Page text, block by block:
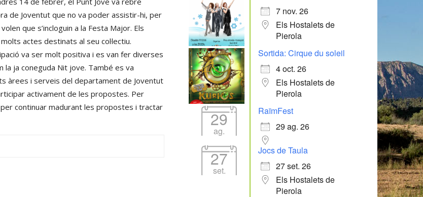
de Joventut que no va poder assistir-hi, per
que s’incloguin a la Festa Major. Els
actes destinats al seu col·lectiu.
va ser molt positiva i es van fer diverses
ja coneguda Nit jove. També es va
àrees i serveis del departament de Joventut
activament de les propostes. Per
continuar madurant les propostes i tractar
7 nov. 26
Els Hostalets de
Pierola
Sortida: Cirque du soleil
4 oct. 26
Els Hostalets de
Pierola
29
ag.
RaïmFest
29 ag. 26
27
set.
Jocs de Taula
27 set. 26
Els Hostalets de
Pierola